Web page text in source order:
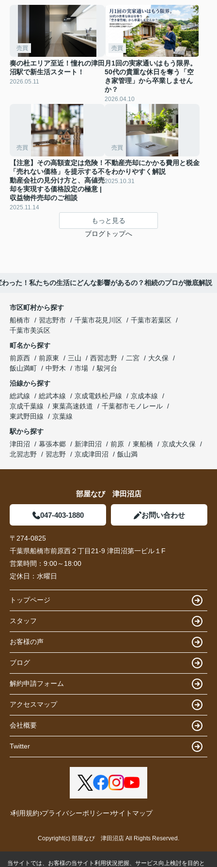
売買
奏の杜エリア至近！憧れの津田
沼駅で新生活スタート！
2026.05.11
売買
月1回の実家通いはもう限界。
50代の貴重な休日を奪う「空
き家管理」から卒業しません
か？
2026.04.10
売買
【注意】その高額査定は危険！
「売れない価格」を提示する不
動産会社の見分け方と、高値売
却を実現する価格設定の極意 |
収益物件売却のご相談
2025.11.14
売買
不動産売却にかかる費用と税金
をわかりやすく解説
2025.10.31
もっと見る
ブログトップへ
った！私たちの生活にどんな影響があるの？相続のプロが徹底解説
市区町村から探す
船橋市
習志野市 千葉市花見川区
千葉市若葉区
千葉市美浜区
町名から探す
前原西
前原東 三山 西習志野 二宮
大久保
飯山満町
中野木 市場
駿河台
沿線から探す
総武線
総武本線 京成電鉄松戸線
京成本線
京成千葉線
東葉高速鉄道
千葉都市モノレール
東武野田線
京葉線
駅から探す
津田沼
幕張本郷 新津田沼 前原 東船橋
京成大久保
北習志野
習志野 京成津田沼 飯山満
部屋なび 津田沼店
047-403-1880 お問い合わせ
〒274-0825
千葉県船橋市前原西２丁目21-9 津田沼第一ビル１F
営業時間： 9:00～18:00
定休日： 水曜日
トップページ
スタッフ
お客様の声
ブログ
解約申請フォーム
アクセスマップ
会社概要
Twitter
利用規約 プライバシーポリシー サイトマップ
Copyright(c) 部屋なび 津田沼店 All Rights Reserved.
当サイトでは、お客様の当サイト利用状況把握、サービス向上検討を目的と